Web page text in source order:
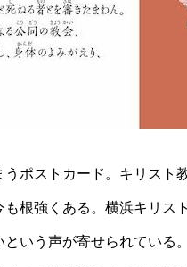
ポストカード。キリスト
根強くある。横浜キリス
いう声が寄せられている